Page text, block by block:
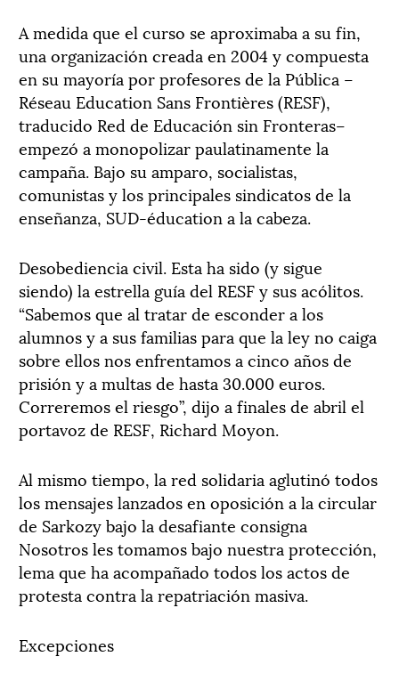
A medida que el curso se aproximaba a su fin,
una organización creada en 2004 y compuesta
en su mayoría por profesores de la Pública –
Réseau Education Sans Frontières (RESF),
traducido Red de Educación sin Fronteras–
empezó a monopolizar paulatinamente la
campaña. Bajo su amparo, socialistas,
comunistas y los principales sindicatos de la
enseñanza, SUD-éducation a la cabeza.
Desobediencia civil. Esta ha sido (y sigue
siendo) la estrella guía del RESF y sus acólitos.
“Sabemos que al tratar de esconder a los
alumnos y a sus familias para que la ley no caiga
sobre ellos nos enfrentamos a cinco años de
prisión y a multas de hasta 30.000 euros.
Correremos el riesgo”, dijo a finales de abril el
portavoz de RESF, Richard Moyon.
Al mismo tiempo, la red solidaria aglutinó todos
los mensajes lanzados en oposición a la circular
de Sarkozy bajo la desafiante consigna
Nosotros les tomamos bajo nuestra protección,
lema que ha acompañado todos los actos de
protesta contra la repatriación masiva.
Excepciones